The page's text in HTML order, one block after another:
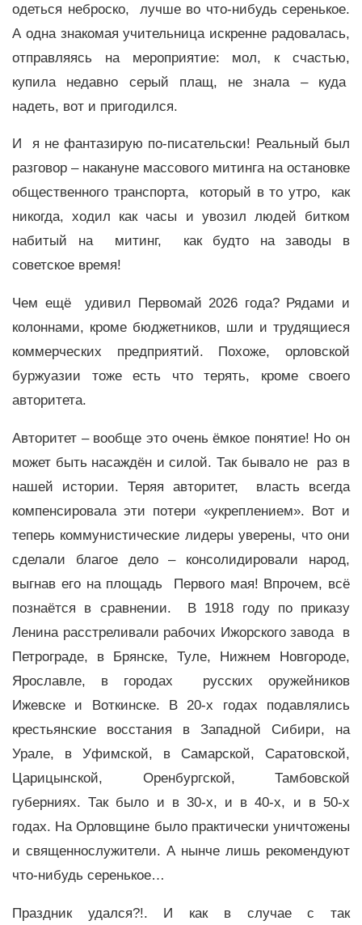
одеться неброско, лучше во что-нибудь серенькое.
А одна знакомая учительница искренне радовалась,
отправляясь на мероприятие: мол, к счастью,
купила недавно серый плащ, не знала – куда
надеть, вот и пригодился.
И я не фантазирую по-писательски! Реальный был
разговор – накануне массового митинга на остановке
общественного транспорта, который в то утро, как
никогда, ходил как часы и увозил людей битком
набитый на митинг, как будто на заводы в
советское время!
Чем ещё удивил Первомай 2026 года? Рядами и
колоннами, кроме бюджетников, шли и трудящиеся
коммерческих предприятий. Похоже, орловской
буржуазии тоже есть что терять, кроме своего
авторитета.
Авторитет – вообще это очень ёмкое понятие! Но он
может быть насаждён и силой. Так бывало не раз в
нашей истории. Теряя авторитет, власть всегда
компенсировала эти потери «укреплением». Вот и
теперь коммунистические лидеры уверены, что они
сделали благое дело – консолидировали народ,
выгнав его на площадь Первого мая! Впрочем, всё
познаётся в сравнении. В 1918 году по приказу
Ленина расстреливали рабочих Ижорского завода в
Петрограде, в Брянске, Туле, Нижнем Новгороде,
Ярославле, в городах русских оружейников
Ижевске и Воткинске. В 20-х годах подавлялись
крестьянские восстания в Западной Сибири, на
Урале, в Уфимской, в Самарской, Саратовской,
Царицынской, Оренбургской, Тамбовской
губерниях. Так было и в 30-х, и в 40-х, и в 50-х
годах. На Орловщине было практически уничтожены
и священнослужители. А нынче лишь рекомендуют
что-нибудь серенькое…
Праздник удался?!. И как в случае с так